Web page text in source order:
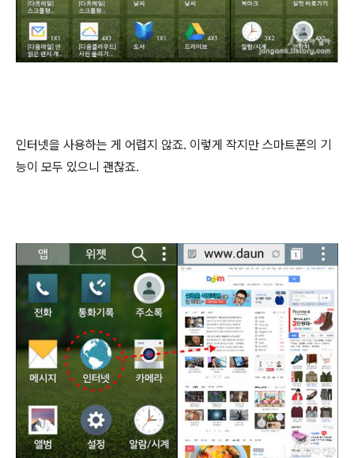
인터넷을 사용하는 게 어렵지 않죠. 이렇게 작지만 스마트폰의 기
능이 모두 있으니 괜찮죠.